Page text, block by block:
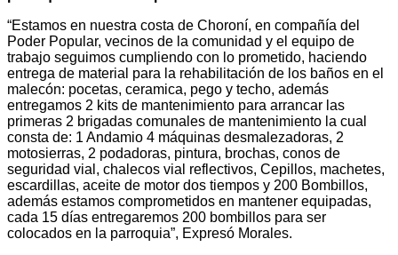
“Estamos en nuestra costa de Choroní, en compañía del
Poder Popular, vecinos de la comunidad y el equipo de
trabajo seguimos cumpliendo con lo prometido, haciendo
entrega de material para la rehabilitación de los baños en el
malecón: pocetas, ceramica, pego y techo, además
entregamos 2 kits de mantenimiento para arrancar las
primeras 2 brigadas comunales de mantenimiento la cual
consta de: 1 Andamio 4 máquinas desmalezadoras, 2
motosierras, 2 podadoras, pintura, brochas, conos de
seguridad vial, chalecos vial reflectivos, Cepillos, machetes,
escardillas, aceite de motor dos tiempos y 200 Bombillos,
además estamos comprometidos en mantener equipadas,
cada 15 días entregaremos 200 bombillos para ser
colocados en la parroquia”, Expresó Morales.